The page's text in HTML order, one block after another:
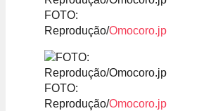
FOTO:
Reprodução/Omocoro.jp
FOTO:
Reprodução/Omocoro.jp